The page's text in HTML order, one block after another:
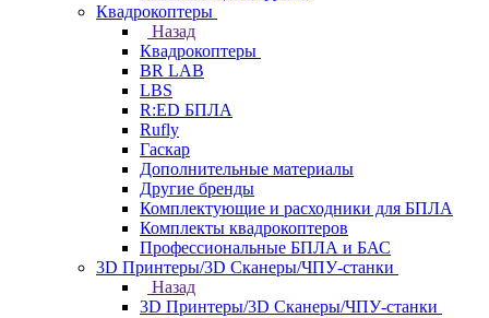
Квадрокоптеры
Назад
Квадрокоптеры
BR LAB
LBS
R:ED БПЛА
Rufly
Гаскар
Дополнительные материалы
Другие бренды
Комплектующие и расходники для БПЛА
Комплекты квадрокоптеров
Профессиональные БПЛА и БАС
3D Принтеры/3D Сканеры/ЧПУ-станки
Назад
3D Принтеры/3D Сканеры/ЧПУ-станки